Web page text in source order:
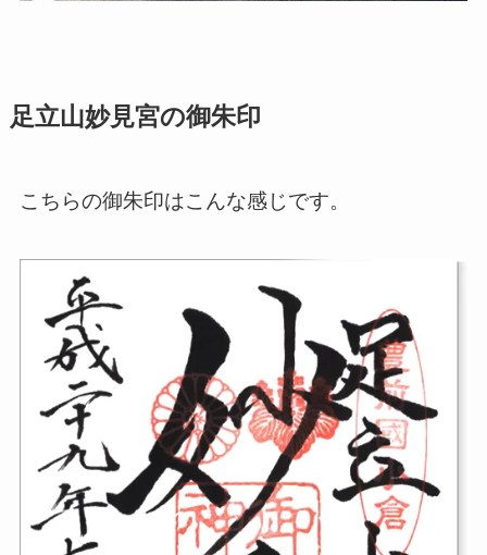
足立山妙見宮の御朱印
こちらの御朱印はこんな感じです。